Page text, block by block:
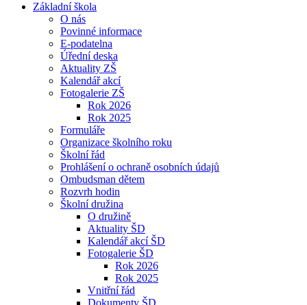
Základní škola
O nás
Povinné informace
E-podatelna
Úřední deska
Aktuality ZŠ
Kalendář akcí
Fotogalerie ZŠ
Rok 2026
Rok 2025
Formuláře
Organizace školního roku
Školní řád
Prohlášení o ochraně osobních údajů
Ombudsman dětem
Rozvrh hodin
Školní družina
O družině
Aktuality ŠD
Kalendář akcí ŠD
Fotogalerie ŠD
Rok 2026
Rok 2025
Vnitřní řád
Dokumenty ŠD